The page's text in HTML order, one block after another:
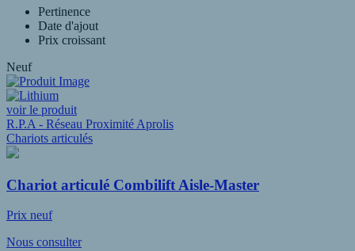
Pertinence
Date d'ajout
Prix croissant
Neuf
voir le produit
R.P.A - Réseau Proximité Aprolis
Chariots articulés
Chariot articulé Combilift Aisle-Master
Prix neuf
Nous consulter